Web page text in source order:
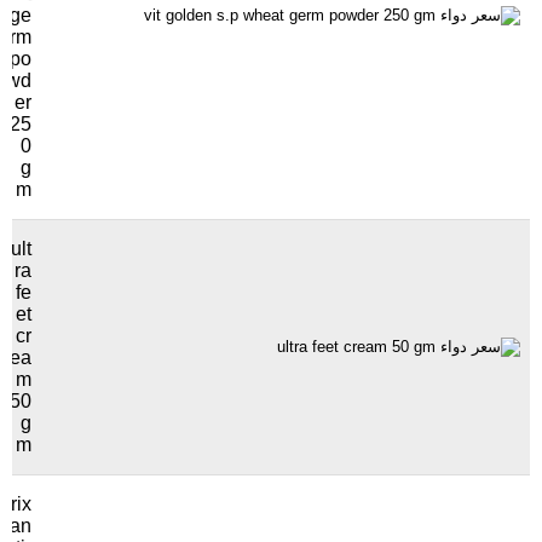
ge
rm
po
wd
er
25
0
g
m
ult
ra
fe
et
cr
ea
m
50
g
m
trix
an